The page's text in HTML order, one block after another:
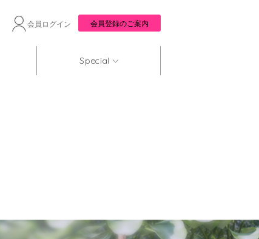
会員ログイン 会員登録のご案内
Special